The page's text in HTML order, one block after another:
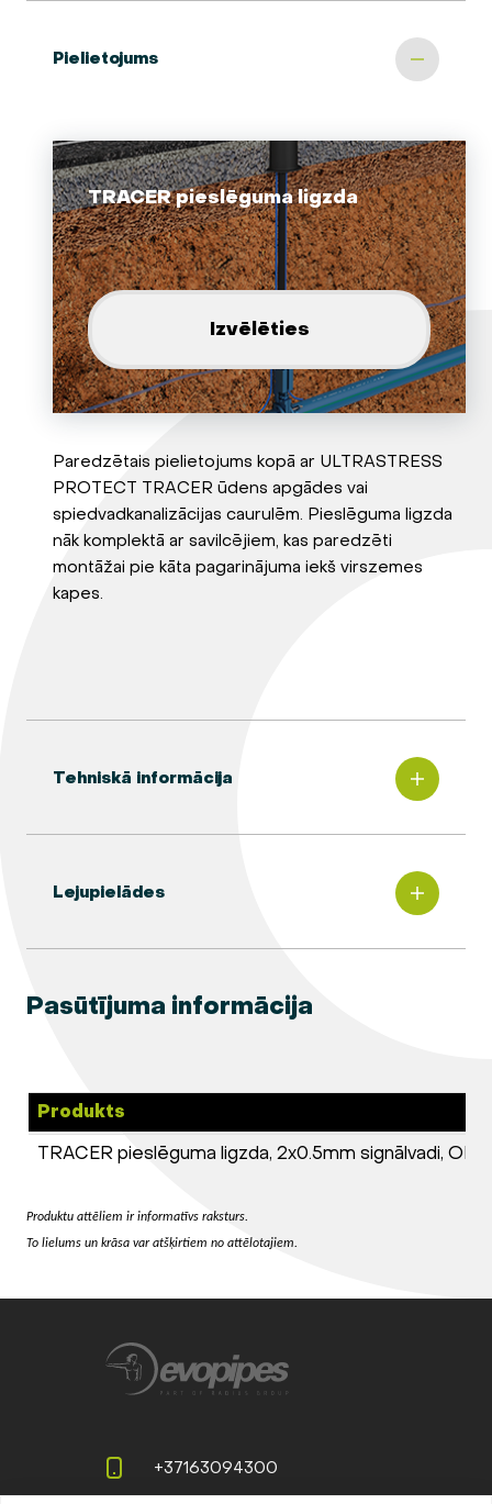
Pielietojums
TRACER pieslēguma ligzda
Izvēlēties
Paredzētais pielietojums kopā ar ULTRASTRESS
PROTECT TRACER ūdens apgādes vai
spiedvadkanalizācijas caurulēm. Pieslēguma ligzda
nāk komplektā ar savilcējiem, kas paredzēti
montāžai pie kāta pagarinājuma iekš virszemes
kapes.
Tehniskā informācija
Lejupielādes
Pasūtījuma informācija
Produkts
TRACER pieslēguma ligzda, 2x0.5mm signālvadi, OD
Produktu attēliem ir informatīvs raksturs.
To lielums un krāsa var atšķirtiem no attēlotajiem.
+37163094300